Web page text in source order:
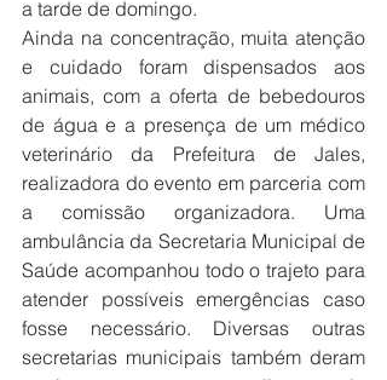
a tarde de domingo.
Ainda na concentração, muita atenção
e cuidado foram dispensados aos
animais, com a oferta de bebedouros
de água e a presença de um médico
veterinário da Prefeitura de Jales,
realizadora do evento em parceria com
a comissão organizadora. Uma
ambulância da Secretaria Municipal de
Saúde acompanhou todo o trajeto para
atender possíveis emergências caso
fosse necessário. Diversas outras
secretarias municipais também deram